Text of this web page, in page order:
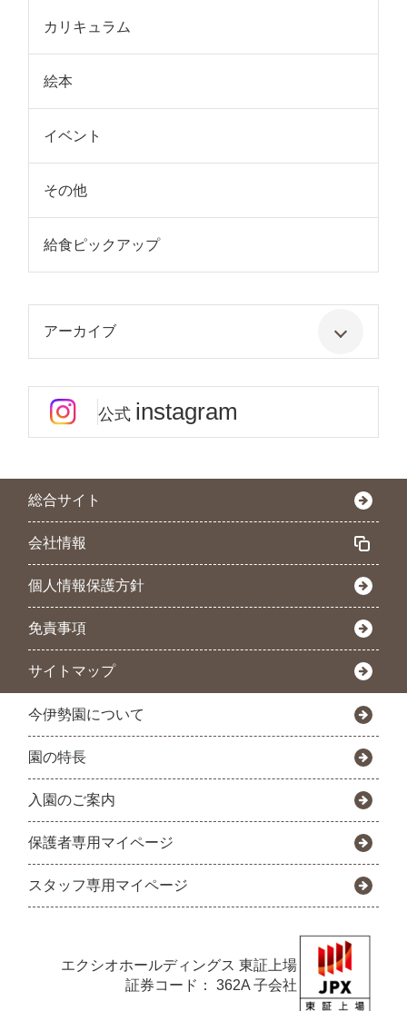
カリキュラム
絵本
イベント
その他
給食ピックアップ
アーカイブ
公式 instagram
総合サイト
会社情報
個人情報保護方針
免責事項
サイトマップ
今伊勢園について
園の特長
入園のご案内
保護者専用マイページ
スタッフ専用マイページ
エクシオホールディングス 東証上場
証券コード： 362A 子会社